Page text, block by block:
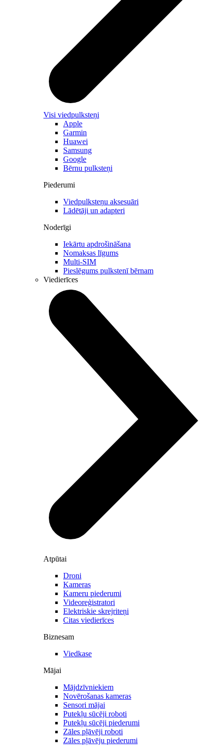
Visi viedpulksteņi
Apple
Garmin
Huawei
Samsung
Google
Bērnu pulksteņi
Piederumi
Viedpulksteņu aksesuāri
Lādētāji un adapteri
Noderīgi
Iekārtu apdrošināšana
Nomaksas līgums
Multi-SIM
Pieslēgums pulkstenī bērnam
Viedierīces
Atpūtai
Droni
Kameras
Kameru piederumi
Videoreģistratori
Elektriskie skrejriteņi
Citas viedierīces
Biznesam
Viedkase
Mājai
Mājdzīvniekiem
Novērošanas kameras
Sensori mājai
Putekļu sūcēji roboti
Putekļu sūcēji piederumi
Zāles pļāvēji roboti
Zāles pļāvēju piederumi